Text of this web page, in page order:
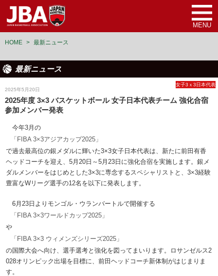
MENU
HOME > 最新ニュース
最新ニュース
2025年5月20日
女子3ｘ3日本代表
2025年度 3×3 バスケットボール 女子日本代表チーム 強化合宿
参加メンバー発表
今年3月の
「FIBA 3×3アジアカップ2025」
で過去最高位の銀メダルに輝いた3×3女子日本代表は、新たに前田有香
ヘッドコーチを迎え、5月20日～5月23日に強化合宿を実施します。銀メ
ダルメンバーをはじめとした3×3に専念するスペシャリストと、3×3経験
豊富なWリーグ選手の12名を以下に発表します。
6月23日よりモンゴル・ウランバートルで開催する
「FIBA 3×3ワールドカップ2025」
や
「FIBA 3×3 ウィメンズシリーズ2025」
の国際大会へ向け、選手選考と強化を図ってまいります。ロサンゼルス2
028オリンピック出場を目標に、前田ヘッドコーチ新体制がはじまりま
す。